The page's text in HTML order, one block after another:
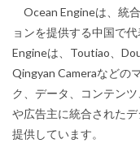
Ocean Engineは、統
ョンを提供する中国で
Engineは、Toutiao、
Qingyan Cameraなどの
ク、データ、コンテン
や広告主に統合された
提供しています。